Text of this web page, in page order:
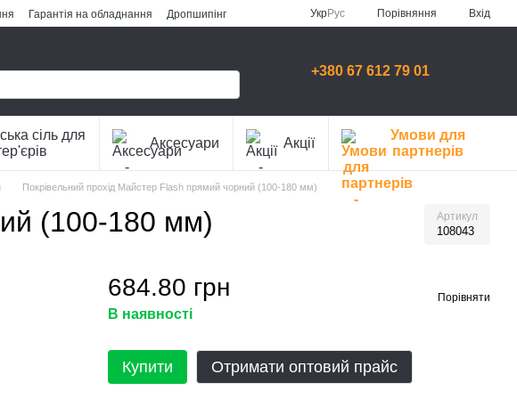
Гарантія на обладнання
Дропшипінг
УкрРус Порівняння Вхід
+380 67 612 79 01
сіль для
Аксесуари Акції
Умови для
партнерів
Покрівельний прохід Майстер Flash прямий чорний (100-180 мм)
(100-180 мм) Артикул
108043
684.80 грн
В наявності
Порівняти
Купити Отримати оптовий прайс